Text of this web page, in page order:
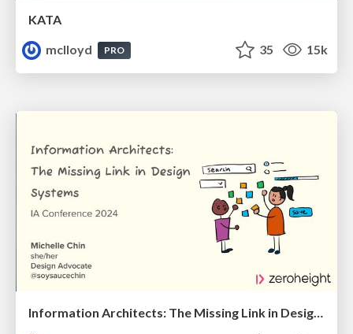
KATA
mclloyd
PRO 35 15k
Information Architects: The Missing Link in Design Systems